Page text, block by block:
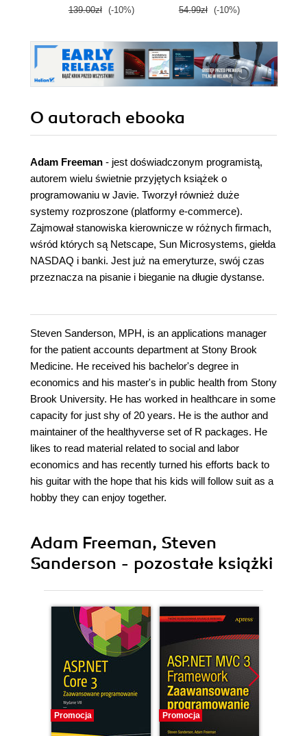
139.00zł (-10%) 54.99zł (-10%)
O autorach ebooka
Adam Freeman - jest doświadczonym programistą,
autorem wielu świetnie przyjętych książek o
programowaniu w Javie. Tworzył również duże
systemy rozproszone (platformy e-commerce).
Zajmował stanowiska kierownicze w różnych firmach,
wśród których są Netscape, Sun Microsystems, giełda
NASDAQ i banki. Jest już na emeryturze, swój czas
przeznacza na pisanie i bieganie na długie dystanse.
Steven Sanderson, MPH, is an applications manager
for the patient accounts department at Stony Brook
Medicine. He received his bachelor's degree in
economics and his master's in public health from Stony
Brook University. He has worked in healthcare in some
capacity for just shy of 20 years. He is the author and
maintainer of the healthyverse set of R packages. He
likes to read material related to social and labor
economics and has recently turned his efforts back to
his guitar with the hope that his kids will follow suit as a
hobby they can enjoy together.
Adam Freeman, Steven
Sanderson - pozostałe książki
Promocja Promocja